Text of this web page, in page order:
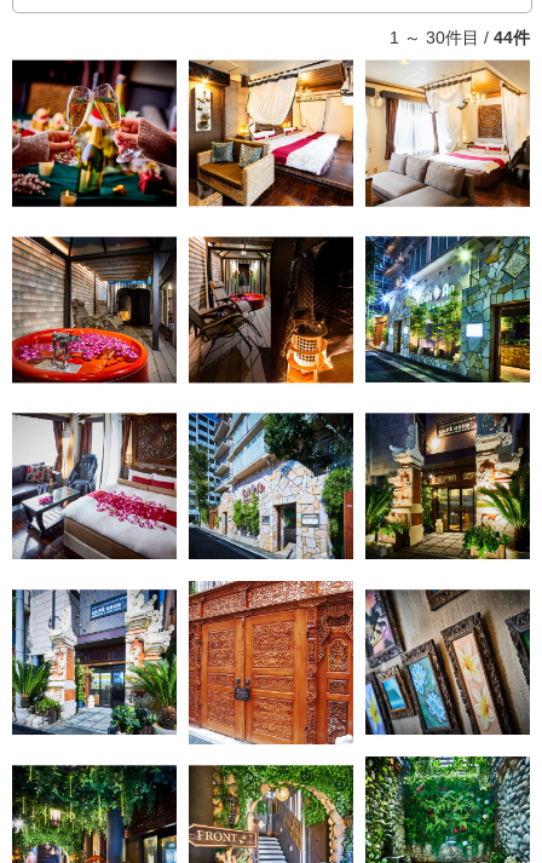
1 ～ 30件目 / 44件